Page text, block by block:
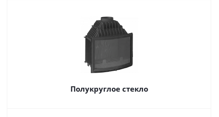
Полукруглое стекло